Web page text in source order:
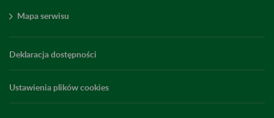
Mapa serwisu
Deklaracja dostępności
Ustawienia plików cookies